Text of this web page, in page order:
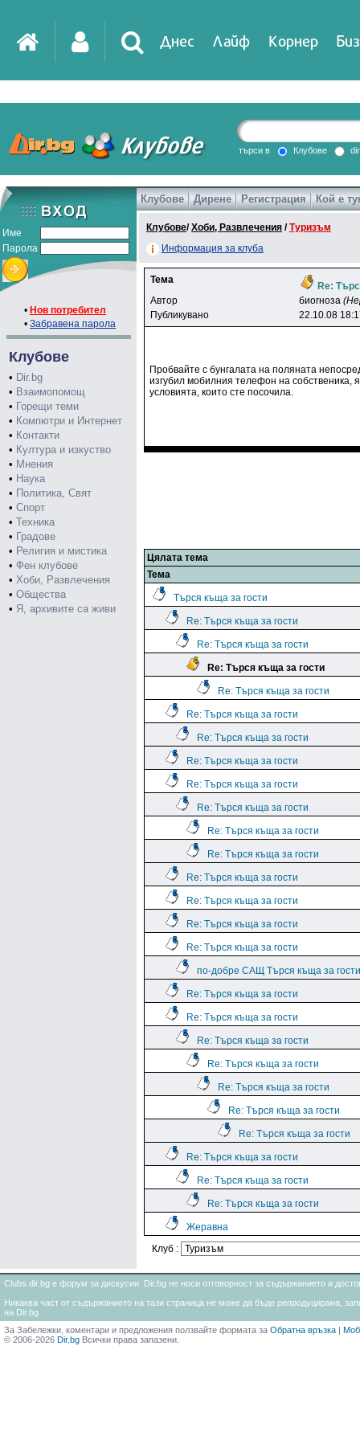
Днес Лайф Корнер
DirTV Impressio
Games
търси в Клубове
Име
Парола
• Нов потребител
• Забравена парола
Клубове
• Dir.bg
• Взаимопомощ
• Горещи теми
• Компютри и Интернет
• Контакти
• Култура и изкуство
• Мнения
• Наука
• Политика, Свят
• Спорт
• Техника
• Градове
• Религия и мистика
• Фен клубове
• Хоби, Развлечения
• Общества
• Я, архивите са живи
Клубове Дирене Регистрация Кой е
Клубове/Хоби, Развлечения /Туризъм
Информация за клуба
Тема
Re:
Автор
биorнoзa
Публикувано
22.10.08
Пробвайте с бунгалата на поляната
изгубил мобилния телефон на собственика,
условията, които сте посочила.
Цялата тема
Тема
Търся къща за гости
Re: Търся къща за гости
Re: Търся къща за гости
Re: Търся къща за гости
Re: Търся къща за гости
Re: Търся къща за гости
Re: Търся къща за гости
Re: Търся къща за гости
Re: Търся къща за гости
Re: Търся къща за гости
Re: Търся къща за гости
Re: Търся къща за гости
Re: Търся къща за гости
Re: Търся къща за гости
Re: Търся къща за гости
Re: Търся къща за гости
по-добре САЩ Търся къща за гости
Re: Търся къща за гости
Re: Търся къща за гости
Re: Търся къща за гости
Re: Търся къща за гости
Re: Търся къща за гости
Re: Търся къща за гости
Re: Търся къща за гости
Re: Търся къща за гости
Re: Търся къща за гости
Re: Търся къща за гости
Жеравна
Клуб :
Clubs.dir.bg е форум за дискусии. Dir.bg не носи отговорност за съдържанието и
Никаква част от съдържанието на тази страница не може да бъде репродуцирана,
на Dir.bg
За Забележки, коментари и предложения ползвайте формата за Обратна връзка |
© 2006-2026 Dir.bg Всички права запазени.